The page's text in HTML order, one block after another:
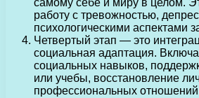
самому себе и миру в целом.
работу с тревожностью,
психологическими аспектами
Четвертый этап — это
социальная адаптация.
социальных навыков,
или учебы, восстановление
профессиональных